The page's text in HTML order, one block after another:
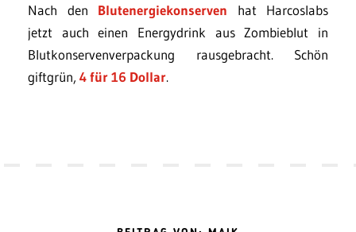
Nach den Blutenergiekonserven hat Harcoslabs
jetzt auch einen Energydrink aus Zombieblut in
Blutkonservenverpackung rausgebracht. Schön
giftgrün, 4 für 16 Dollar.